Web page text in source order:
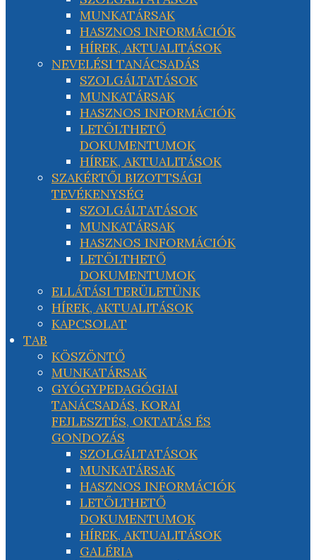
MUNKATÁRSAK
HASZNOS INFORMÁCIÓK
HÍREK, AKTUALITÁSOK
NEVELÉSI TANÁCSADÁS
SZOLGÁLTATÁSOK
MUNKATÁRSAK
HASZNOS INFORMÁCIÓK
LETÖLTHETŐ
DOKUMENTUMOK
HÍREK, AKTUALITÁSOK
SZAKÉRTŐI BIZOTTSÁGI
TEVÉKENYSÉG
SZOLGÁLTATÁSOK
MUNKATÁRSAK
HASZNOS INFORMÁCIÓK
LETÖLTHETŐ
DOKUMENTUMOK
ELLÁTÁSI TERÜLETÜNK
HÍREK, AKTUALITÁSOK
KAPCSOLAT
TAB
KÖSZÖNTŐ
MUNKATÁRSAK
GYÓGYPEDAGÓGIAI
TANÁCSADÁS, KORAI
FEJLESZTÉS, OKTATÁS ÉS
GONDOZÁS
SZOLGÁLTATÁSOK
MUNKATÁRSAK
HASZNOS INFORMÁCIÓK
LETÖLTHETŐ
DOKUMENTUMOK
HÍREK, AKTUALITÁSOK
GALÉRIA